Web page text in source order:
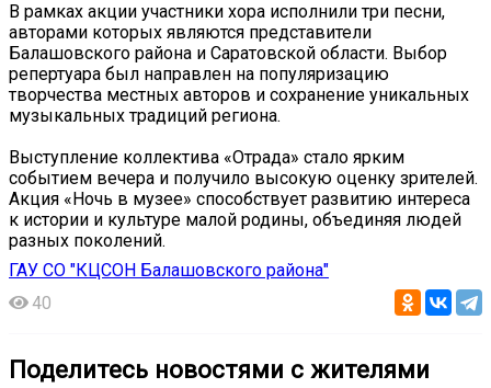
В рамках акции участники хора исполнили три песни,
авторами которых являются представители
Балашовского района и Саратовской области. Выбор
репертуара был направлен на популяризацию
творчества местных авторов и сохранение уникальных
музыкальных традиций региона.
Выступление коллектива «Отрада» стало ярким
событием вечера и получило высокую оценку зрителей.
Акция «Ночь в музее» способствует развитию интереса
к истории и культуре малой родины, объединяя людей
разных поколений.
ГАУ СО "КЦСОН Балашовского района"
40
Поделитесь новостями с жителями